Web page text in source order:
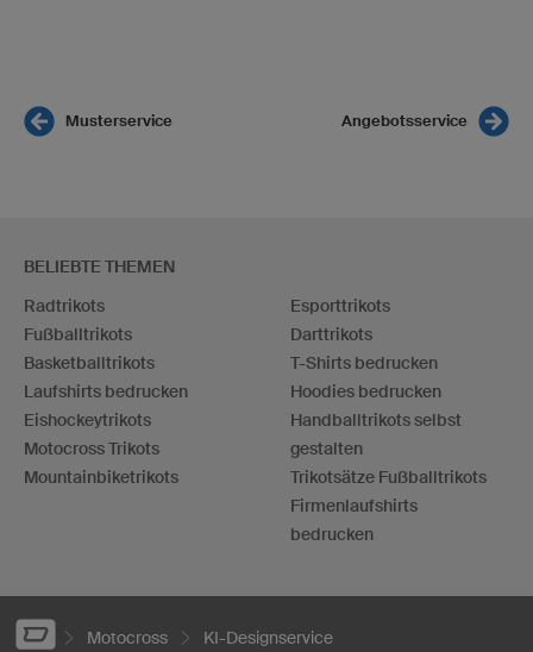
Musterservice Angebotsservice
BELIEBTE THEMEN
Radtrikots
Fußballtrikots
Basketballtrikots
Laufshirts bedrucken
Eishockeytrikots
Motocross Trikots
Mountainbiketrikots
Esporttrikots
Darttrikots
T-Shirts bedrucken
Hoodies bedrucken
Handballtrikots selbst
gestalten
Trikotsätze Fußballtrikots
Firmenlaufshirts
bedrucken
Motocross KI-Designservice